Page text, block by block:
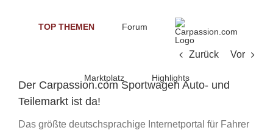
TOP THEMEN Forum
Marktplatz Highlights
Zurück Vor
Der Carpassion.com Sportwagen Auto- und
Teilemarkt ist da!
Das größte deutschsprachige Internetportal für Fahrer